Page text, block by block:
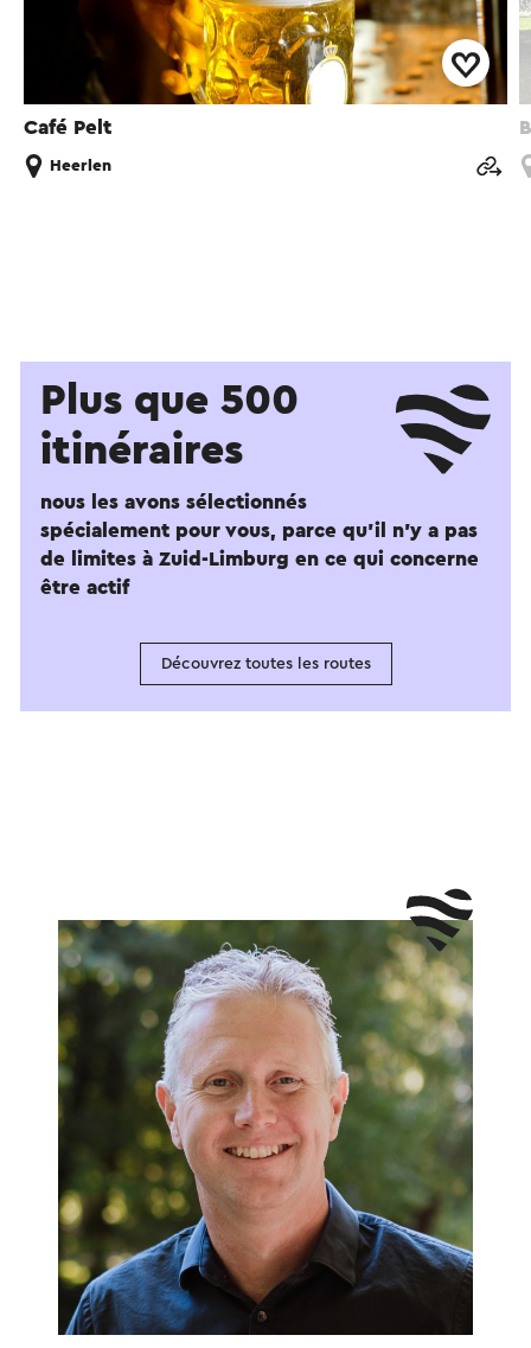
Café Pelt
Heerlen
Plus que 500
itinéraires
nous les avons sélectionnés
spécialement pour vous, parce qu'il n'y a pas
de limites à Zuid-Limburg en ce qui concerne
être actif
Découvrez toutes les routes